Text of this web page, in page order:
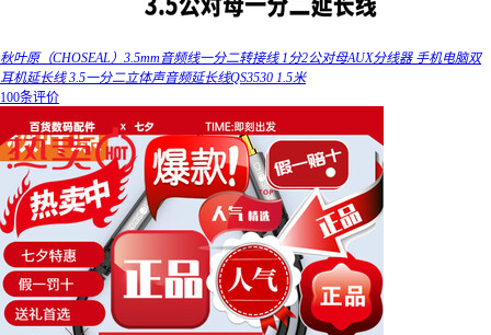
秋叶原（CHOSEAL）3.5mm音频线一分二转接线 1分2公对母AUX分线器 手机电脑双
耳机延长线 3.5一分二立体声音频延长线QS3530 1.5米
100条评价